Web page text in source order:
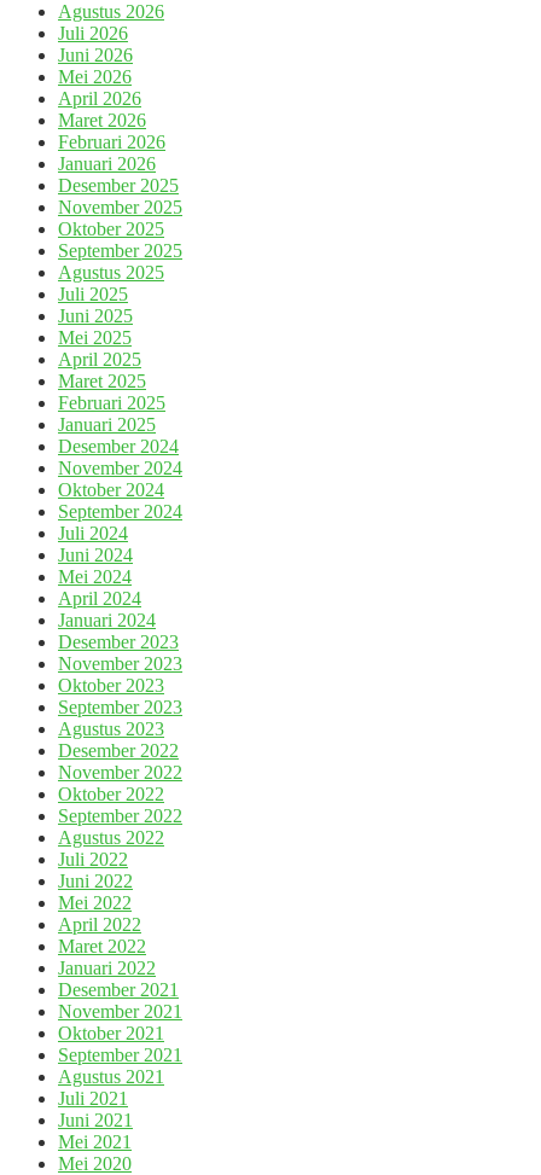
Agustus 2026
Juli 2026
Juni 2026
Mei 2026
April 2026
Maret 2026
Februari 2026
Januari 2026
Desember 2025
November 2025
Oktober 2025
September 2025
Agustus 2025
Juli 2025
Juni 2025
Mei 2025
April 2025
Maret 2025
Februari 2025
Januari 2025
Desember 2024
November 2024
Oktober 2024
September 2024
Juli 2024
Juni 2024
Mei 2024
April 2024
Januari 2024
Desember 2023
November 2023
Oktober 2023
September 2023
Agustus 2023
Desember 2022
November 2022
Oktober 2022
September 2022
Agustus 2022
Juli 2022
Juni 2022
Mei 2022
April 2022
Maret 2022
Januari 2022
Desember 2021
November 2021
Oktober 2021
September 2021
Agustus 2021
Juli 2021
Juni 2021
Mei 2021
Mei 2020